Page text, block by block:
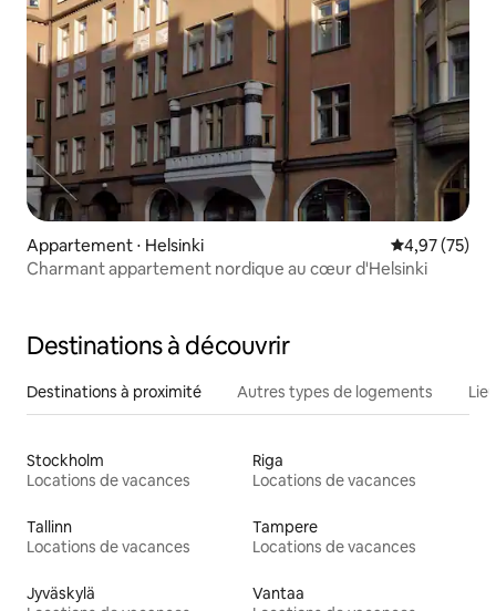
Appartement ⋅ Helsinki Évaluation
4,97 (75)
Charmant appartement nordique au cœur d'Helsinki
Destinations à découvrir
Destinations à proximité Autres types de logements
Stockholm
Locations de vacances
Riga
Locations de vacances
Tallinn
Locations de vacances
Tampere
Locations de vacances
Jyväskylä
Vantaa